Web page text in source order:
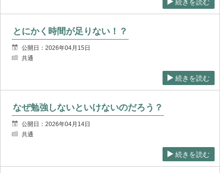
続きを読む
とにかく時間が足りない！？
公開日：2026年04月15日
共通
続きを読む
なぜ勉強しないといけないのだろう？
公開日：2026年04月14日
共通
続きを読む